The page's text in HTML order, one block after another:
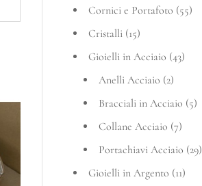
Cornici e Portafoto (55)
Cristalli (15)
Gioielli in Acciaio (43)
Anelli Acciaio (2)
Bracciali in Acciaio (5)
Collane Acciaio (7)
Portachiavi Acciaio (29)
Gioielli in Argento (11)